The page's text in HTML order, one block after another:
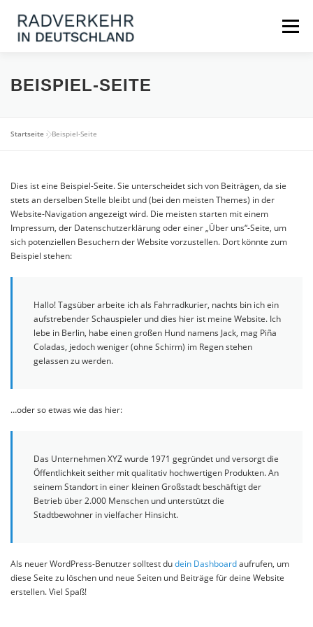
Inhalt
springen
Menü
NEUIGKEITEN KONTAKT
MARKTPLATZ / DATENPORTAL
BEISPIEL-SEITE
Startseite »Beispiel-Seite
Dies ist eine Beispiel-Seite. Sie unterscheidet sich von Beiträgen, da sie
stets an derselben Stelle bleibt und (bei den meisten Themes) in der
Website-Navigation angezeigt wird. Die meisten starten mit einem
Impressum, der Datenschutzerklärung oder einer „Über uns“-Seite, um
sich potenziellen Besuchern der Website vorzustellen. Dort könnte zum
Beispiel stehen:
Hallo! Tagsüber arbeite ich als Fahrradkurier, nachts bin ich ein
aufstrebender Schauspieler und dies hier ist meine Website. Ich
lebe in Berlin, habe einen großen Hund namens Jack, mag Piña
Coladas, jedoch weniger (ohne Schirm) im Regen stehen
gelassen zu werden.
…oder so etwas wie das hier:
Das Unternehmen XYZ wurde 1971 gegründet und versorgt die
Öffentlichkeit seither mit qualitativ hochwertigen Produkten. An
seinem Standort in einer kleinen Großstadt beschäftigt der
Betrieb über 2.000 Menschen und unterstützt die
Stadtbewohner in vielfacher Hinsicht.
Als neuer WordPress-Benutzer solltest dudein Dashboardaufrufen, um
diese Seite zu löschen und neue Seiten und Beiträge für deine Website
erstellen. Viel Spaß!